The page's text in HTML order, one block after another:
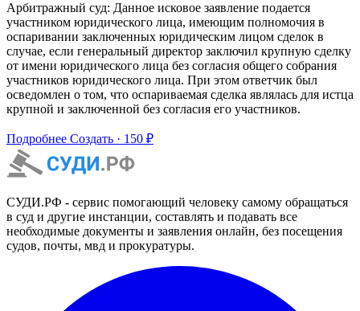
Арбитражный суд: Данное исковое заявление подается
участником юридического лица, имеющим полномочия в
оспаривании заключенных юридическим лицом сделок в
случае, если генеральный директор заключил крупную сделку
от имени юридического лица без согласия общего собрания
участников юридического лица. При этом ответчик был
осведомлен о том, что оспариваемая сделка являлась для истца
крупной и заключенной без согласия его участников.
Подробнее Создать · 150 ₽
СУДИ.РФ - сервис помогающий человеку самому обращаться
в суд и другие инстанции, составлять и подавать все
необходимые документы и заявления онлайн, без посещения
судов, почты, мвд и прокуратуры.